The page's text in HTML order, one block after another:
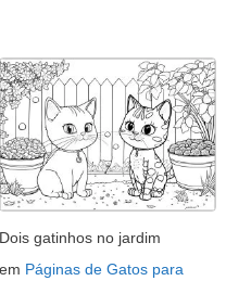
Dois gatinhos no jardim
em Páginas de Gatos para